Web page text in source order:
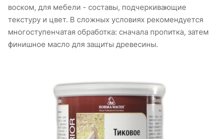
воском, для мебели - составы, подчеркивающие
текстуру и цвет. В сложных условиях рекомендуется
многоступенчатая обработка: сначала пропитка, затем
финишное масло для защиты древесины.